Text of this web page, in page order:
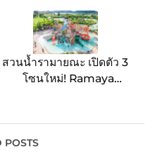
สวนน้ำรามายณะ เปิดตัว 3
โซนใหม่! Ramayana
ประเทศไทยพร้อมอัปเลเวล
ความสนุกให้ทุกครอบครัว
POSTS